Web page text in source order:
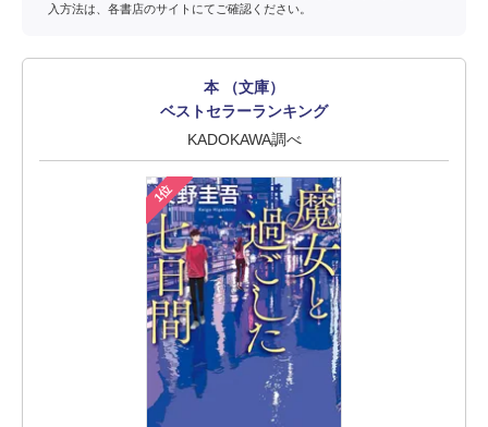
入方法は、各書店のサイトにてご確認ください。
本 （文庫）
ベストセラーランキング
KADOKAWA調べ
1位